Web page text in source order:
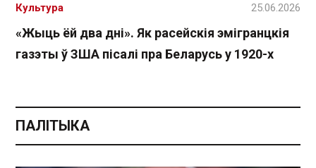
«Жыць ёй два дні». Як расейскія эмігранцкія
газэты ў ЗША пісалі пра Беларусь у 1920-х
Культура 25.06.2026
ПАЛІТЫКА